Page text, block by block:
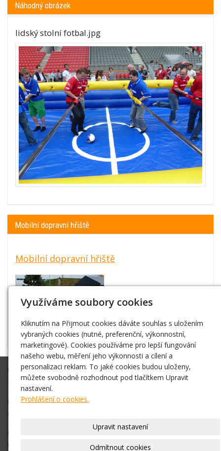
Náhodný obrázek
lidský stolní fotbal.jpg
Mobilní dopravní hřiště
Mobilní dopravní hřiště
Připravíme Vám akci na klíč, nebo Vám ve spolupráci s Vámi
zajistíme vše co budete potřebovat.
Díky zkušenostem máme dobré kontakty na různá vystoupení,
umělce atd. Vždy se snažíme vše zajistit v nejlepší cenové relaci.
Pro bližší informace, objednání nás neváhejte kontaktovat na
telefonním čísle +420 778 016 767nebo pište na
Využíváme soubory cookies
Kliknutím na Přijmout cookies dáváte souhlas s uložením
vybraných cookies (nutné, preferenční, výkonnostní,
marketingové). Cookies používáme pro lepší fungování
našeho webu, měření jeho výkonnosti a cílení a
personalizaci reklam. To jaké cookies budou uloženy,
můžete svobodně rozhodnout pod tlačítkem Upravit
nastavení.
Prohlášení o cookies.
Upravit nastavení
Odmítnout cookies